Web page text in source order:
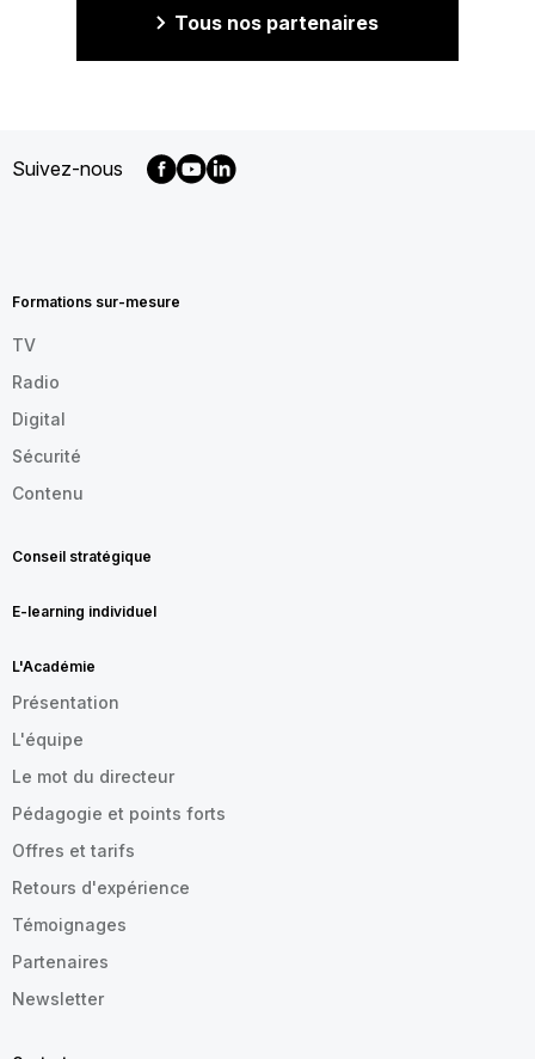
Tous nos partenaires
Suivez-nous
FR
Formations sur-mesure
TV
Radio
Digital
Sécurité
Contenu
Conseil stratégique
E-learning individuel
L'Académie
Présentation
L'équipe
Le mot du directeur
Pédagogie et points forts
Offres et tarifs
Retours d'expérience
Témoignages
Partenaires
Newsletter